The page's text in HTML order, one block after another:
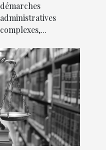
démarches
administratives
complexes,...